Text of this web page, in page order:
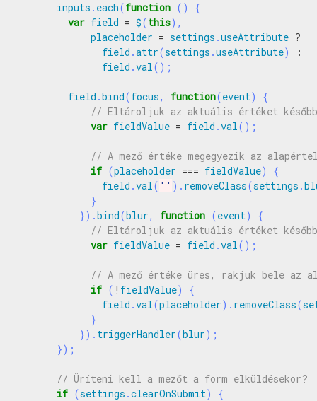
inputs . each(function ()
{
var field = $(this),
placeholder = settings .useAttribute ?
field .attr(settings .useAttribute)
:
field .val();
field .bind(focus, function(event) {
var fieldValue = field .val();
if (placeholder === fieldValue)
{
field .val( '' ). removeClass(settings .
}
}).bind(blur, function (event) {
var fieldValue = field .val();
if ( ! fieldValue)
{
field .val(placeholder). removeClass(
}
}). triggerHandler(blur);
});
if (settings .clearOnSubmit)
{